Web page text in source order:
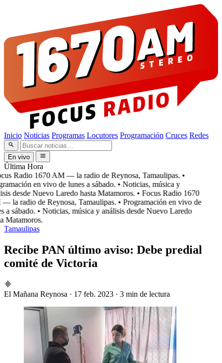
Inicio Noticias Programas Locutores Programación Cruces Redes
En vivo
Última Hora
Radio 1670 AM — la radio de Reynosa, Tamaulipas. •
en vivo de lunes a sábado. • Noticias, música y
desde Nuevo Laredo hasta Matamoros. • Focus Radio 1670
la radio de Reynosa, Tamaulipas. • Programación en vivo de
a sábado. • Noticias, música y análisis desde Nuevo Laredo
Matamoros.
Tamaulipas
Recibe PAN último aviso: Debe predial
comité de Victoria
El Mañana Reynosa · 17 feb. 2023 · 3 min de lectura